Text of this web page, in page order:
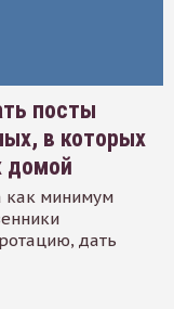
посты
в которых
домой
как минимум
дать